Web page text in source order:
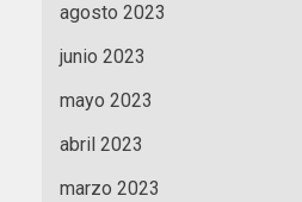
agosto 2023
junio 2023
mayo 2023
abril 2023
marzo 2023